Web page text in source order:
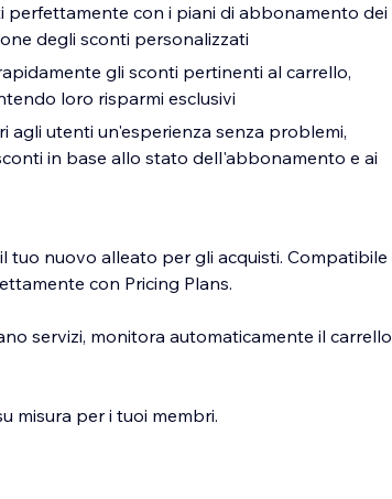
con i piani di abbonamento dei
degli sconti personalizzati
gli sconti pertinenti al carrello,
loro risparmi esclusivi
utenti un'esperienza senza problemi,
in base allo stato dell'abbonamento e ai
tuo nuovo alleato per gli acquisti. Compatibile
con Pricing Plans.
servizi, monitora automaticamente il carrello
misura per i tuoi membri.